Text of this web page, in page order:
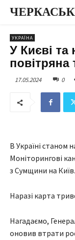
УКРАЇНА
У Києві та
повітряна
17.05.2024 0
В Україні станом
Моніторингові
з Сумщини на Київ.
Наразі карта
Нагадаємо,
оновив втрати